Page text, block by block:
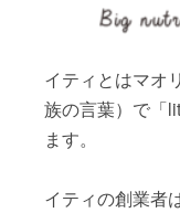
イティとはマオ
族の言葉）で「
ます。
イティの創業者